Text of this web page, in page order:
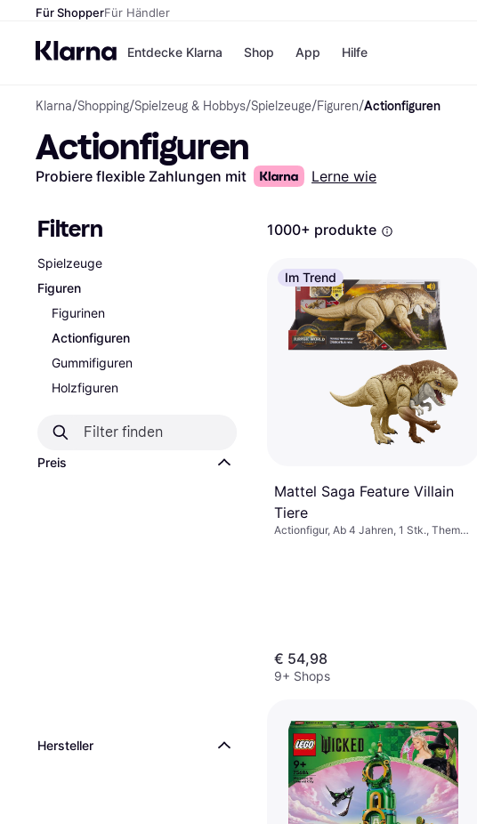
Für ShopperFür Händler
Entdecke Klarna
Zahlungsmethoden
Bezahle in 3 Teilzahlungen
Bezahle in bis zu 30 Tagen
Shopping
Shop
Shops
Temu
Kaufland.at
Shoppe
App Hilfe
Klarna/Shopping/Spielzeug & Hobbys/Spielzeuge/Figuren/Actionfiguren
Actionfiguren
Probiere flexible Zahlungen mit Lerne wie
Filtern
Spielzeuge
Figuren
Figurinen
Actionfiguren
Gummifiguren
Holzfiguren
Preis
Hersteller
1000+ produkte
Im Trend
Mattel Saga Feature Villain
Tiere
Actionfigur, Ab 4 Jahren, 1 Stk., Thema:
€ 54,98
9+ Shops